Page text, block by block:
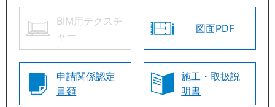
BIM用テクスチ
ャー
図面PDF
申請関係認定
書類
施工・取扱説
明書